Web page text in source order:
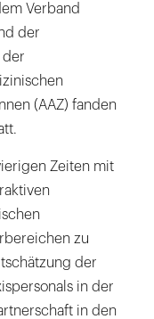
Verband
der
der
(AAZ) fanden
Zeiten mit
zu
der
in der
in den